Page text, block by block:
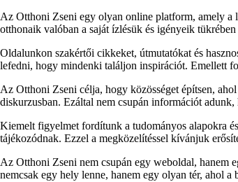
Az Otthoni Zseni egy olyan online platform, amely a
otthonaik valóban a saját ízlésük és igényeik
Oldalunkon szakértői cikkeket, útmutatókat és
lefedni, hogy mindenki találjon inspirációt. Emellett
Az Otthoni Zseni célja, hogy közösséget építsen,
diskurzusban. Ezáltal nem csupán információt
Kiemelt figyelmet fordítunk a tudományos alapokra
tájékozódnak. Ezzel a megközelítéssel kívánjuk
Az Otthoni Zseni nem csupán egy weboldal, hanem
nemcsak egy hely lenne, hanem egy olyan tér, ahol